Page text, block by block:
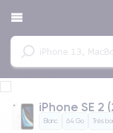
iPhone SE 2
Blanc 64 Go Très